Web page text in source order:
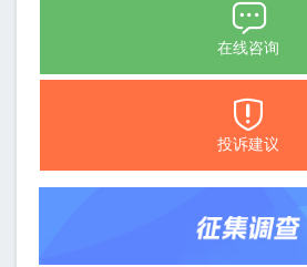
在线咨询
投诉建议